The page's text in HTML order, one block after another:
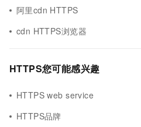
阿里cdn HTTPS
cdn HTTPS浏览器
HTTPS您可能感兴趣
HTTPS web service
HTTPS品牌